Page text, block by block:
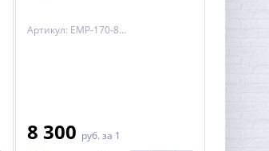
Артикул: EMP-170-80-MF-R
8 300 руб. за 1